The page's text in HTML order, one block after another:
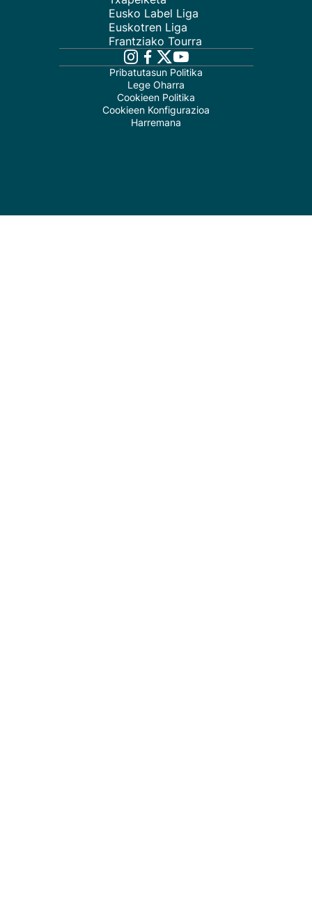
Eusko Label Liga
Euskotren Liga
Frantziako Tourra
Pribatutasun Politika
Lege Oharra
Cookieen Politika
Cookieen Konfigurazioa
Harremana